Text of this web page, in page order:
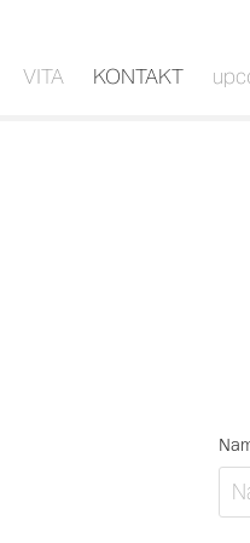
VITA KONTAKT